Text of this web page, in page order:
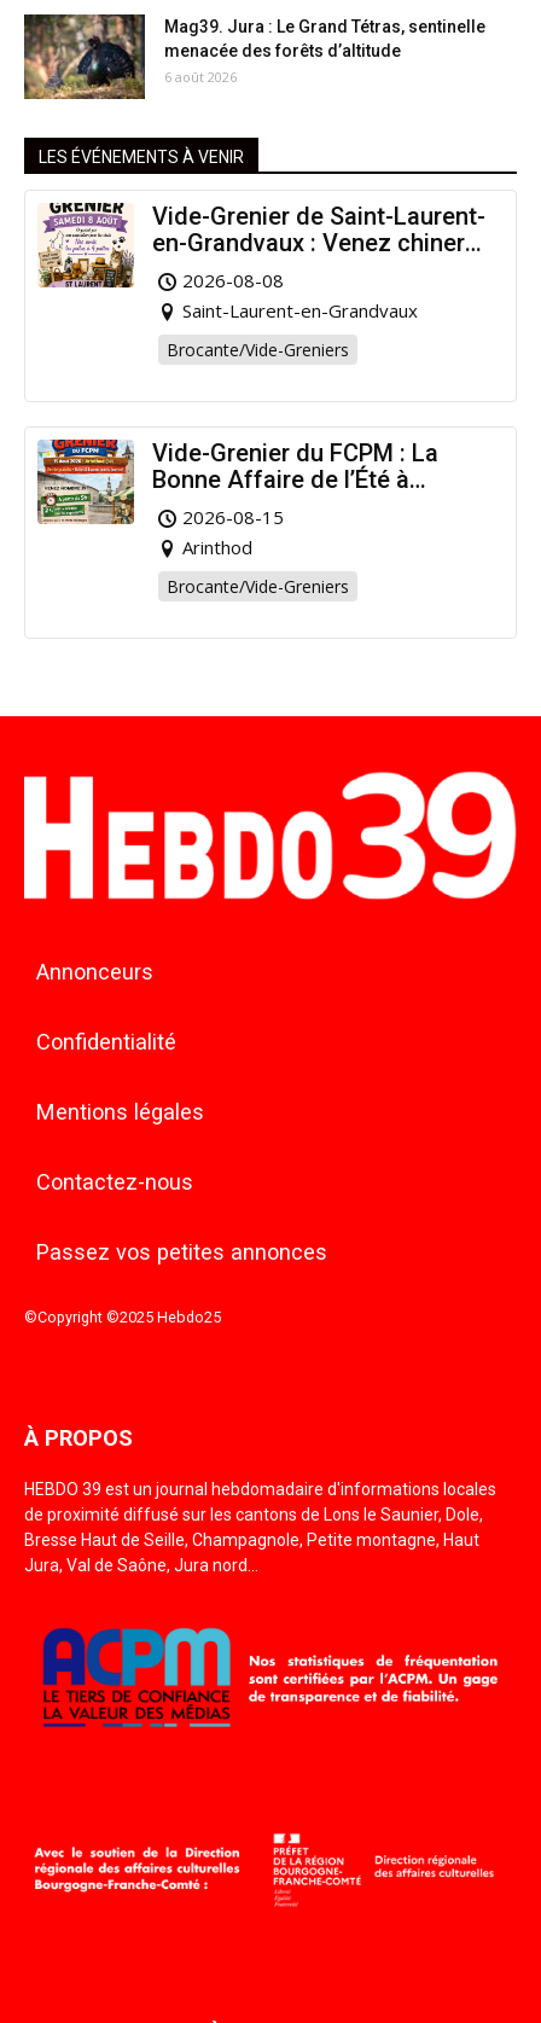
Mag39. Jura : Le Grand Tétras, sentinelle
menacée des forêts d’altitude
6 août 2026
LES ÉVÉNEMENTS À VENIR
Vide-Grenier de Saint-Laurent-
en-Grandvaux : Venez chiner
pour la bonne cause !
2026-08-08
Saint-Laurent-en-Grandvaux
Brocante/Vide-Greniers
Vide-Grenier du FCPM : La
Bonne Affaire de l’Été à
Arinthod !
2026-08-15
Arinthod
Brocante/Vide-Greniers